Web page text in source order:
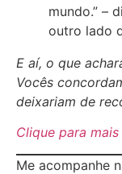
mundo.” –
outro lado
E aí, o que
Vocês
deixariam de
Clique para
Me acompanhe